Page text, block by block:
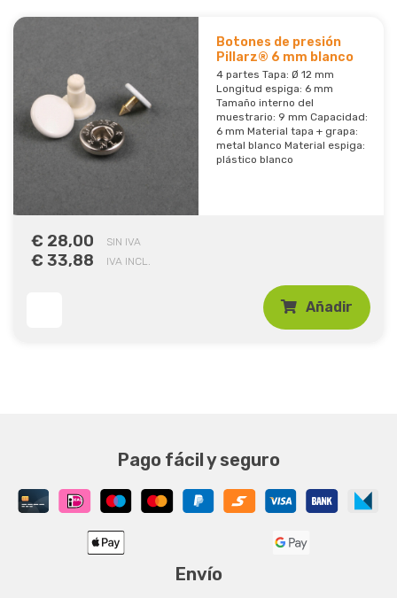
Botones de presión
Pillarz® 6 mm blanco
4 partes Tapa: Ø 12 mm
Longitud espiga: 6 mm
Tamaño interno del
muestrario: 9 mm Capacidad:
6 mm Material tapa + grapa:
metal blanco Material espiga:
plástico blanco
€ 28,00 SIN IVA
€ 33,88 IVA INCL.
Añadir
Pago fácil y seguro
Envío